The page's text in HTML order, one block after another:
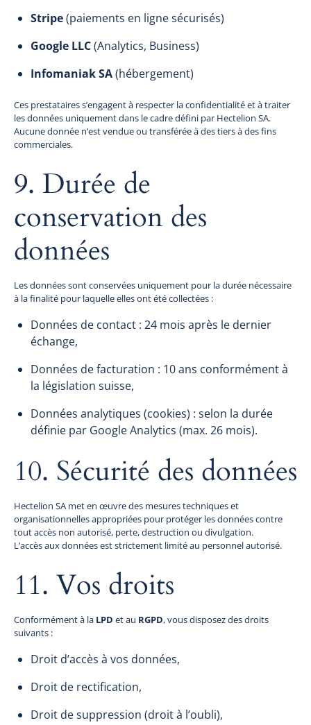
Stripe(paiements en ligne sécurisés)
Google LLC(Analytics, Business)
Infomaniak SA(hébergement)
Ces prestataires s’engagent à respecter la confidentialité et à traiter
les données uniquement dans le cadre défini par Hectelion SA.
Aucune donnée n’est vendue ou transférée à des tiers à des fins
commerciales.
9. Durée de
conservation des
données
Les données sont conservées uniquement pour la durée nécessaire
à la finalité pour laquelle elles ont été collectées :
Données de contact : 24 mois après le dernier
échange,
Données de facturation : 10 ans conformément à
la législation suisse,
Données analytiques (cookies) : selon la durée
définie par Google Analytics (max. 26 mois).
10. Sécurité des données
Hectelion SA met en œuvre des mesures techniques et
organisationnelles appropriées pour protéger les données contre
tout accès non autorisé, perte, destruction ou divulgation.
L’accès aux données est strictement limité au personnel autorisé.
11. Vos droits
Conformément à la LPD et au RGPD, vous disposez des droits
suivants :
Droit d’accès à vos données,
Droit de rectification,
Droit de suppression (droit à l’oubli),